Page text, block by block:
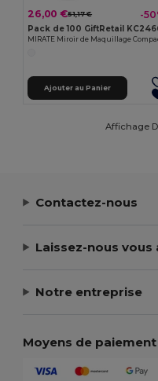
26,00 €51,17 € -
Pack de 100 GiftRetail
Ajouter au Panier
Affichage
Contactez-nous
Laissez-nous vous
Notre entreprise
Moyens de paiement